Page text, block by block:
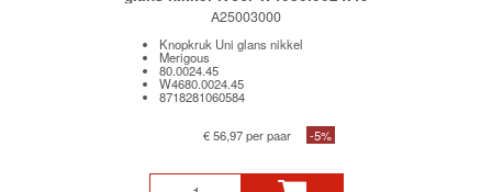
A25003000
Knopkruk Uni glans nikkel
Merigous
80.0024.45
W4680.0024.45
8718281060584
€ 56,97 per paar -5%